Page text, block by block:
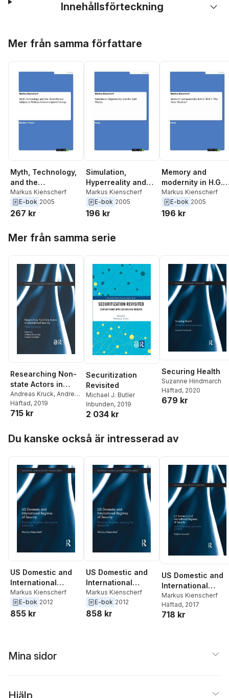
Innehållsförteckning
Mer från samma författare
Myth, Technology,
and the
(Post)Human
Subject in William
Gibson's Sprawl
Markus Kienscherf
E-bok 2005
267 kr
Simulation,
Hyperreality and
the Gulf War(s)
Markus Kienscherf
E-bok 2005
196 kr
Memory and
modernity in H.G.
Well's &quote;The
Time
Machine&quote;
Markus Kienscherf
E-bok 2005
196 kr
Mer från samma serie
Researching Non-
state Actors in
International
Security
Andreas Kruck, Andrea
Schneiker
Häftad, 2019
715 kr
Securitization
Revisited
Michael J. Butler
Inbunden, 2019
2 034 kr
Securing Health
Suzanne Hindmarch
Häftad, 2020
679 kr
Du kanske också är intresserad av
US Domestic and
International
Regimes of
Security
Markus Kienscherf
E-bok 2012
855 kr
US Domestic and
International
Regimes of
Security
Markus Kienscherf
E-bok 2012
858 kr
US Domestic and
International
Regimes of
Security
Markus Kienscherf
Häftad, 2017
718 kr
Mina sidor
Hjälp